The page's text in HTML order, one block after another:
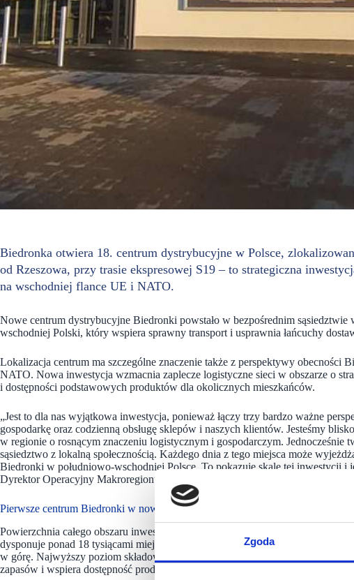
Zgoda
Biedronka otwiera 18. centrum dystrybucyjne w Polsce,
od Rzeszowa, przy trasie ekspresowej S19 – to strategiczna
na wschodniej flance UE i NATO.
Nowe centrum dystrybucyjne Biedronki powstało w bezpośrednim
wschodniej Polski, który wspiera sprawny transport i usprawnia łańcuchy
Lokalizacja centrum ma szczególne znaczenie także z perspektywy obecności
NATO. Nowa inwestycja wzmacnia zaplecze logistyczne sieci w obszarze o
i dostępności podstawowych produktów dla okolicznych mieszkańców.
„Jest to dla nas wyjątkowa inwestycja, ponieważ łączy trzy bardzo ważne
gospodarkę oraz codzienną obsługę sklepów i naszych klientów. Jesteśmy
w regionie o rosnącym znaczeniu logistycznym i gospodarczym.
sąsiedztwo z lokalną społecznością. Każdego dnia z tego miejsca może
Biedronki w południowo-wschodniej Polsce. To pokazuje skalę tej inwestycji i
Dyrektor Operacyjny Makroregionu w sieci
Pierwsze centrum Biedronki w nowym standardzie
Powierzchnia całego obszaru inwestycji wynosi 214 813 m², z czego 27 163
dysponuje ponad 18 tysiącami miejsc paletowych, a towary mogą być
w górę. Najwyższy poziom składowania znajduje się na wysokości ponad 10
zapasów i wspiera dostępność produktów w sklepach.